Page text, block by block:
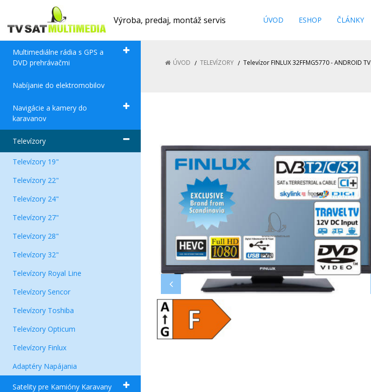
Výroba, predaj, montáž servis ÚVOD ESHOP ČLÁNKY
Multimediálne rádia s GPS a
DVD prehrávačmi
Nabíjanie do elektromobilov
Navigácie a kamery do
karavanov
Televízory
Televízory 19"
Televízory 22"
Televízory 24"
Televízory 27"
Televízory 28"
Televízory 32"
Televízory Royal Line
Televízory Sencor
Televízory Toshiba
Televízory Opticum
Televízory Finlux
Adaptéry Napájania
Satelity pre Kamióny Karavany
ÚVOD TELEVÍZORY Televízor FINLUX 32FFMG5770 - ANDROID TV